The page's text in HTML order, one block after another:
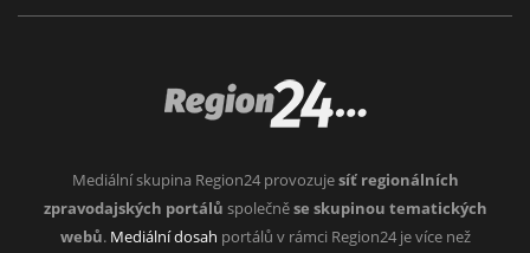
Mediální skupina Region24 provozujesíť regionálních
zpravodajských portálů společněse skupinou tematických
webů. Mediální dosah portálů v rámci Region24 je více než